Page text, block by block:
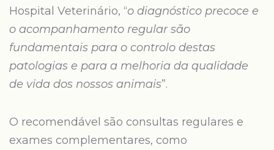
Hospital Veterinário, “o diagnóstico precoce e
o acompanhamento regular são
fundamentais para o controlo destas
patologias e para a melhoria da qualidade
de vida dos nossos animais”.
O recomendável são consultas regulares e
exames complementares, como